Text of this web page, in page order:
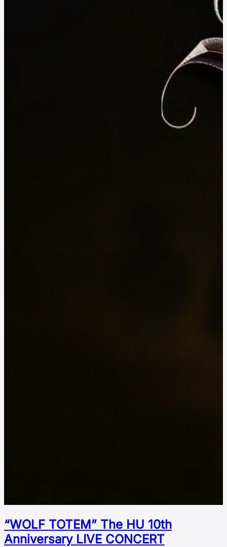
“WOLF TOTEM” The HU 10th
Аnniversary LIVE CONCERT